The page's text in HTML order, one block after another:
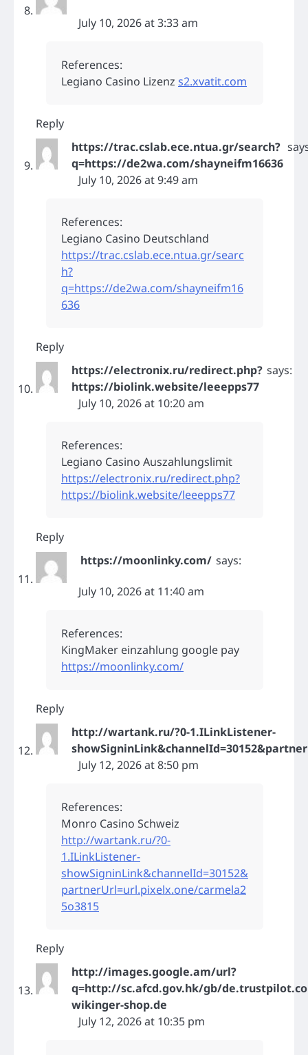
July 10, 2026 at 3:33 am
References:
Legiano Casino Lizenz s2.xvatit.com
Reply
https://trac.cslab.ece.ntua.gr/search?
q=https://de2wa.com/shayneifm16636
July 10, 2026 at 9:49 am
References:
Legiano Casino Deutschland
https://trac.cslab.ece.ntua.gr/searc
h?
q=https://de2wa.com/shayneifm16
636
Reply
https://electronix.ru/redirect.php?
https://biolink.website/leeepps77
says:
July 10, 2026 at 10:20 am
References:
Legiano Casino Auszahlungslimit
https://electronix.ru/redirect.php?
https://biolink.website/leeepps77
Reply
https://moonlinky.com/ says:
July 10, 2026 at 11:40 am
References:
KingMaker einzahlung google pay
https://moonlinky.com/
Reply
http://wartank.ru/?0-1.ILinkListener-
July 12, 2026 at 8:50 pm
References:
Monro Casino Schweiz
http://wartank.ru/?0-
1.ILinkListener-
showSigninLink&channelId=30152&
partnerUrl=url.pixelx.one/carmela2
5o3815
Reply
http://images.google.am/url?
q=http://sc.afcd.gov.hk/gb/
wikinger-shop.de
July 12, 2026 at 10:35 pm